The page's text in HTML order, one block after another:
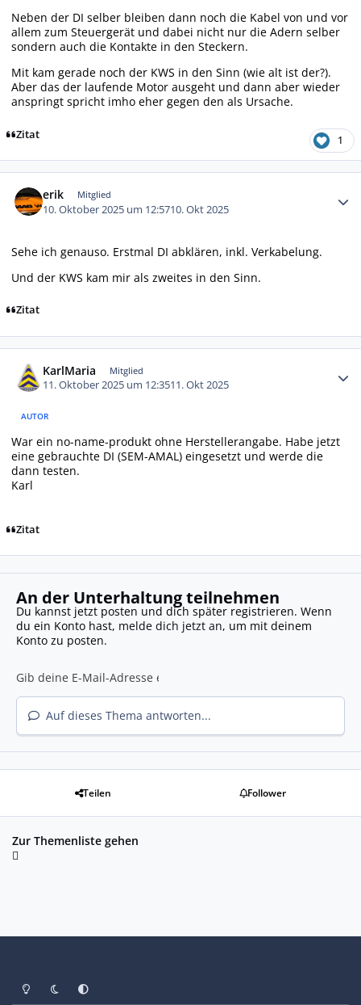
Neben der DI selber bleiben dann noch die Kabel von und vor
allem zum Steuergerät und dabei nicht nur die Adern selber
sondern auch die Kontakte in den Steckern.
Mit kam gerade noch der KWS in den Sinn (wie alt ist der?).
Aber das der laufende Motor ausgeht und dann aber wieder
anspringt spricht imho eher gegen den als Ursache.
Zitat 1
erik Mitglied
10. Oktober 2025 um 12:5710. Okt 2025
Sehe ich genauso. Erstmal DI abklären, inkl. Verkabelung.
Und der KWS kam mir als zweites in den Sinn.
Zitat
KarlMaria Mitglied
11. Oktober 2025 um 12:3511. Okt 2025
AUTOR
War ein no-name-produkt ohne Herstellerangabe. Habe jetzt
eine gebrauchte DI (SEM-AMAL) eingesetzt und werde die
dann testen.
Karl
Zitat
An der Unterhaltung teilnehmen
Du kannst jetzt posten und dich später registrieren. Wenn
du ein Konto hast, melde dich jetzt an, um mit deinem
Konto zu posten.
Auf dieses Thema antworten...
Teilen Follower
Zur Themenliste gehen
Heller ModusDunkler Modus
Systemeinstellung